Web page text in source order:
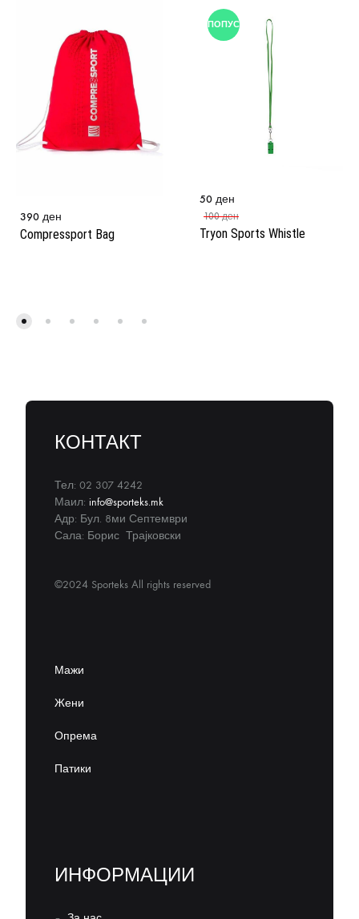
Compressport Bag
390 ден
ПОПУСТ
Tryon Sports Whistle
50 ден
100ден
КОНТАКТ
Тел: 02 307 4242
Маил: info@sporteks.mk
Адр: Бул. 8ми Септември
Сала: Борис Трајковски
©2024 Sporteks All rights reserved
Мажи
Жени
Опрема
Патики
ИНФОРМАЦИИ